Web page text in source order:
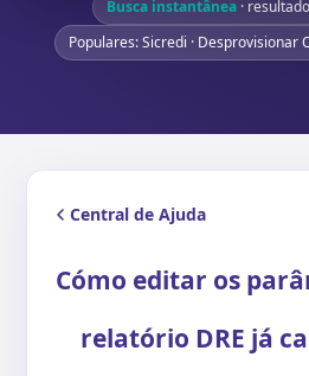
Busca instantânea ·
Populares: Sicredi · Desprovisionar
Central de Ajuda
Cómo editar os
relatório DRE já